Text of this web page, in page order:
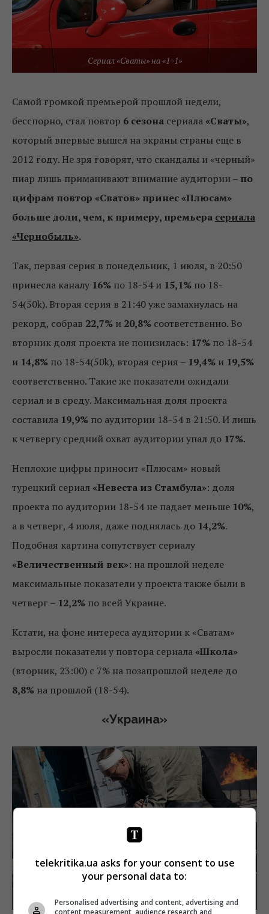
Сериал «Сваты» на «1+1»
Самой громкой премьерой прошлой недели,
бесспорно, стал повтор 6 сезона сериала «Сваты»,
который впервые вышел на экраны страны еще в
2012 году. Не зря говорят, что скандалы и «черный»
пиар лишь приманивают внимание аудитории – по
цифрам повтор «Сватов» принес «Плюсам»
больше доли, чем, к примеру, премьера сериала
«Чернобыль».
Так, первая серия в понедельник, 1 июля, в 20:50
принесла каналу 16% по 18-54 и 15,1% по 18-
54(50k). Вторая серия в 21:40 уже замахнулась на
рекорд, собрав 22,7% и 20,8% соответственно. Во
вторник доля проекта не понизилась: 17% по 18-54
и 14,8% по 18-54(50k), вторая серия – 19,4% и 19,5%
соответственно. Такие же показатели ожидали
сериал и в среду. Максимальная доля проекта
составила 19,9% по аудитории 18-54 в 21:50. И лишь
к четвергу средний охват аудитории упал до 17%.
Неплохие цифры приносит «Плюсам» новый
турецкий сериал «Невеста из Стамбула»: доля
проекта по аудитории 18-54 не падает меньше 10%,
а в четверг, 4 июля, даже поднялась до 14,2%.
Подобная картина сопутствует сериалу
«Величественный век»: на прошлой неделе
максимальные показатели у проекта также были в
четверг – 12,2% по всей Украине.
Кстати, на фоне интереса аудитории к «Сватам»
выросли показатели у повтора сериала «Школа»
(вторник, 23:00) с 7% на позапрошлой неделе до
8,8% на прошлой (18-54).
«Украина»
Производством сериала «Путешествие к центру души»
занималась кинокомпания StarMedia
telekritika.ua asks for your consent to use
your personal data to:
Personalised advertising and content, advertising and
content measurement, audience research and